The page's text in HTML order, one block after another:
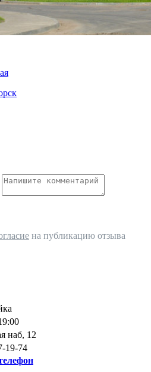
на публикацию отзыва
наб, 12
19-74